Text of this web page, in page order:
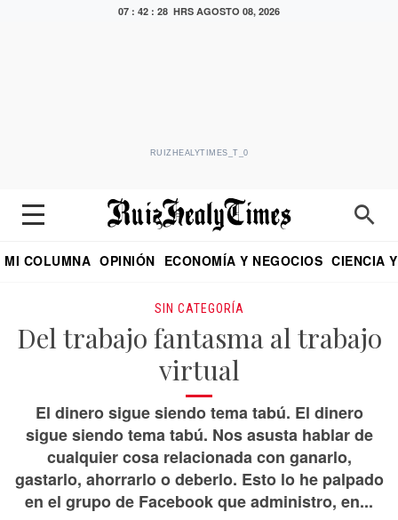
07 : 42 : 29 HRS AGOSTO 08, 2026
RUIZHEALYTIMES_T_0
MI COLUMNA OPINIÓN ECONOMÍA Y NEGOCIOS CIENCIA
SIN CATEGORÍA
Del trabajo fantasma al trabajo
virtual
El dinero sigue siendo tema tabú. El dinero
sigue siendo tema tabú. Nos asusta hablar de
cualquier cosa relacionada con ganarlo,
gastarlo, ahorrarlo o deberlo. Esto lo he palpado
en el grupo de Facebook que administro, en...